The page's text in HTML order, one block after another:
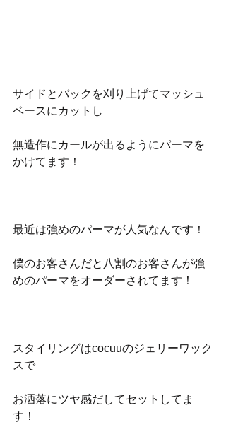
サイドとバックを刈り上げてマッシュ
ベースにカットし
無造作にカールが出るようにパーマを
かけてます！
最近は強めのパーマが人気なんです！
僕のお客さんだと八割のお客さんが強
めのパーマをオーダーされてます！
スタイリングはcocuuのジェリーワック
スで
お洒落にツヤ感だしてセットしてま
す！